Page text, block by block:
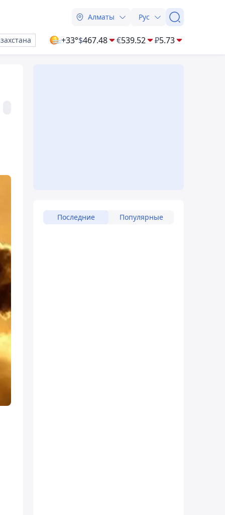
Алматы Рус
+33°$467.48 €539.52 ₽5.73
Последние Популярные